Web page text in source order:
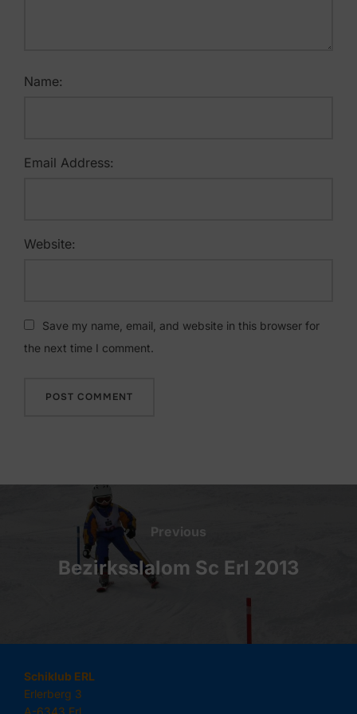
Name:
Email Address:
Website:
Save my name, email, and website in this browser for
the next time I comment.
Beitragsnavigation
Previous
Previous
Bezirksslalom Sc Erl 2013
Schiklub ERL
Erlerberg 3
A-6343 Erl